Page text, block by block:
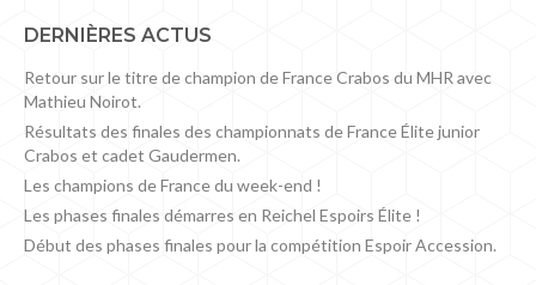
DERNIÈRES ACTUS
Retour sur le titre de champion de France Crabos du MHR avec
Mathieu Noirot.
Résultats des finales des championnats de France Élite junior
Crabos et cadet Gaudermen.
Les champions de France du week-end !
Les phases finales démarres en Reichel Espoirs Élite !
Début des phases finales pour la compétition Espoir Accession.